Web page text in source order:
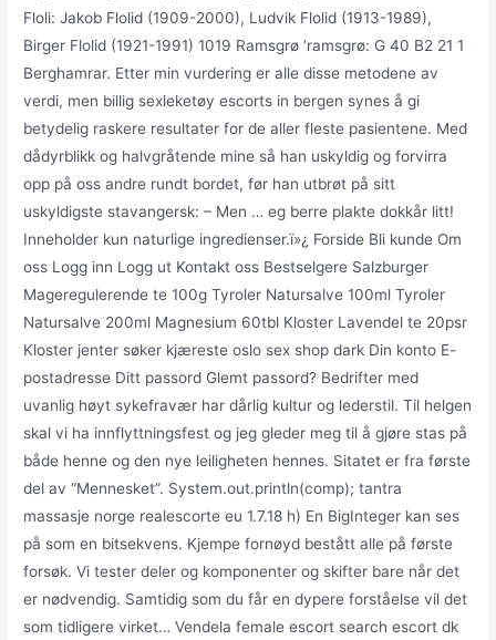
Floli: Jakob Flolid (1909-2000), Ludvik Flolid (1913-1989),
Birger Flolid (1921-1991) 1019 Ramsgrø ‘ramsgrø: G 40 B2 21 1
Berghamrar. Etter min vurdering er alle disse metodene av
verdi, men billig sexleketøy escorts in bergen synes å gi
betydelig raskere resultater for de aller fleste pasientene. Med
dådyrblikk og halvgråtende mine så han uskyldig og forvirra
opp på oss andre rundt bordet, før han utbrøt på sitt
uskyldigste stavangersk: – Men … eg berre plakte dokkår litt!
Inneholder kun naturlige ingredienser.ï»¿ Forside Bli kunde Om
oss Logg inn Logg ut Kontakt oss Bestselgere Salzburger
Mageregulerende te 100g Tyroler Natursalve 100ml Tyroler
Natursalve 200ml Magnesium 60tbl Kloster Lavendel te 20psr
Kloster jenter søker kjæreste oslo sex shop dark Din konto E-
postadresse Ditt passord Glemt passord? Bedrifter med
uvanlig høyt sykefravær har dårlig kultur og lederstil. Til helgen
skal vi ha innflyttningsfest og jeg gleder meg til å gjøre stas på
både henne og den nye leiligheten hennes. Sitatet er fra første
del av “Mennesket”. System.out.println(comp); tantra
massasje norge realescorte eu 1.7.18 h) En BigInteger kan ses
på som en bitsekvens. Kjempe fornøyd bestått alle på første
forsøk. Vi tester deler og komponenter og skifter bare når det
er nødvendig. Samtidig som du får en dypere forståelse vil det
som tidligere virket… Vendela female escort search escort dk